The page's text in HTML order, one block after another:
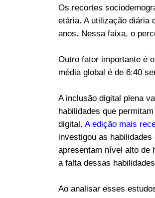
Os recortes
etária. A utilização diária
anos. Nessa faixa, o
Outro fator importante é
média global é de 6:40
A inclusão digital plena
habilidades que
digital. A edição mais
investigou as
apresentam nível alto de
a falta dessas
Ao analisar esses